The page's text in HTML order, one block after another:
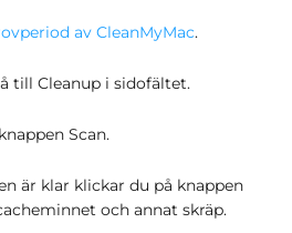
av CleanMyMac.
till Cleanup i sidofältet.
Scan.
är klar klickar du på knappen
och annat skräp.